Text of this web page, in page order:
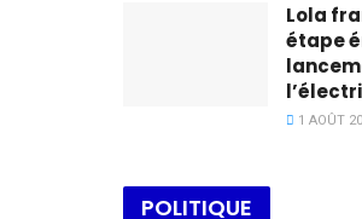
Lola
étape
1 AOÛT
POLITIQUE